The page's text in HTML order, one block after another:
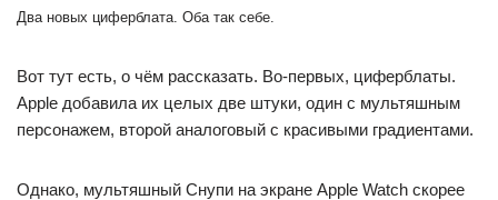
Два новых циферблата. Оба так себе.
Вот тут есть, о чём рассказать. Во-первых, циферблаты.
Apple добавила их целых две штуки, один с мультяшным
персонажем, второй аналоговый с красивыми градиентами.
Однако, мультяшный Снупи на экране Apple Watch скорее